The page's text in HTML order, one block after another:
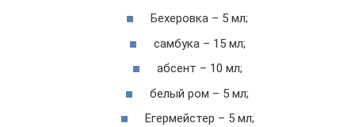
Бехеровка – 5 мл;
самбука – 15 мл;
абсент – 10 мл;
белый ром – 5 мл;
Егермейстер – 5 мл;